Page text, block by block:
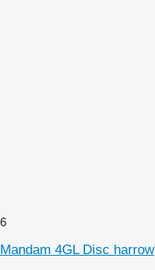
6
Mandam 4GL Disc harrow